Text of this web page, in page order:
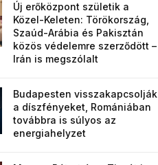
Új erőközpont születik a
Közel-Keleten: Törökország,
Szaúd-Arábia és Pakisztán
közös védelemre szerződött –
Irán is megszólalt
Budapesten visszakapcsolják
a díszfényeket, Romániában
továbbra is súlyos az
energiahelyzet